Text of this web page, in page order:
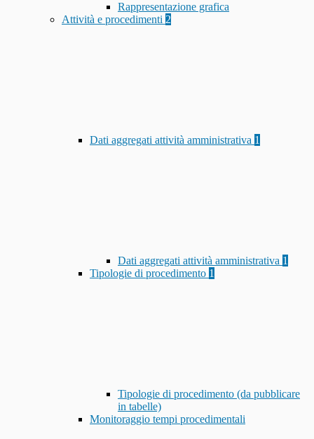
Rappresentazione grafica
Attività e procedimenti 2
Dati aggregati attività amministrativa 1
Dati aggregati attività amministrativa 1
Tipologie di procedimento 1
Tipologie di procedimento (da pubblicare
in tabelle)
Monitoraggio tempi procedimentali